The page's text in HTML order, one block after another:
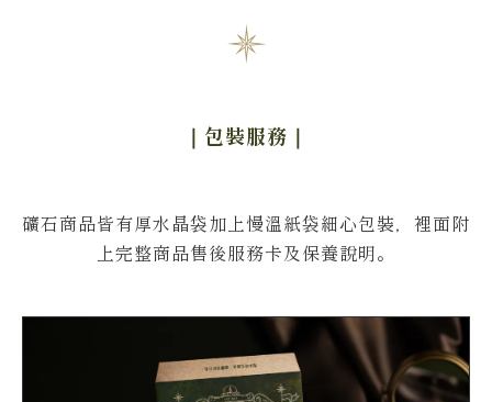
｜包裝服務 ｜
礦石商品皆有厚水晶袋加上慢溫紙袋細心包裝，裡面附
上完整商品售後服務卡及保養說明。